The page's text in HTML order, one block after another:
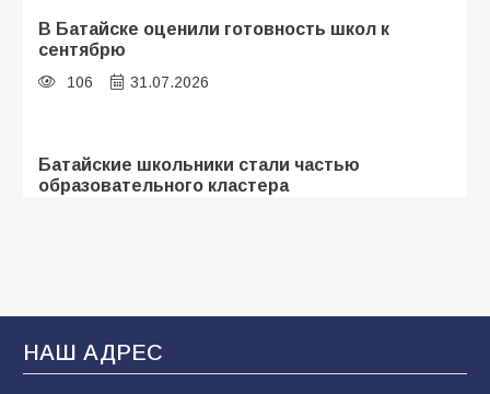
В Батайске оценили готовность школ к
сентябрю
106 31.07.2026
Батайские школьники стали частью
образовательного кластера
деле происходит в армии России в августе
2026 года
99 03.08.2026
НАШ АДРЕС